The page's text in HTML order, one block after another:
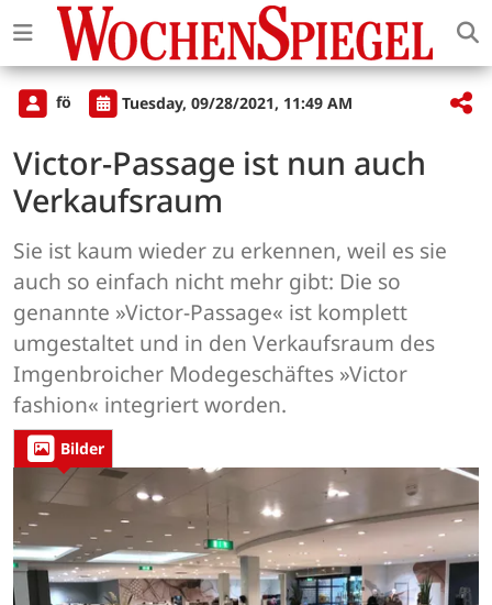
fö Tuesday, 09/28/2021, 11:49 AM
Victor-Passage ist nun auch
Verkaufsraum
Sie ist kaum wieder zu erkennen, weil es sie
auch so einfach nicht mehr gibt: Die so
genannte »Victor-Passage« ist komplett
umgestaltet und in den Verkaufsraum des
Imgenbroicher Modegeschäftes »Victor
fashion« integriert worden.
Bilder